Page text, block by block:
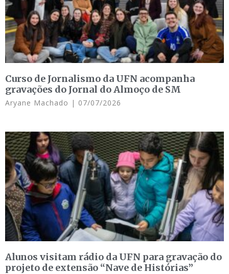
Curso de Jornalismo da UFN acompanha
gravações do Jornal do Almoço de SM
Aryane Machado 07/07/2026
Alunos visitam rádio da UFN para gravação do
projeto de extensão “Nave de Histórias”